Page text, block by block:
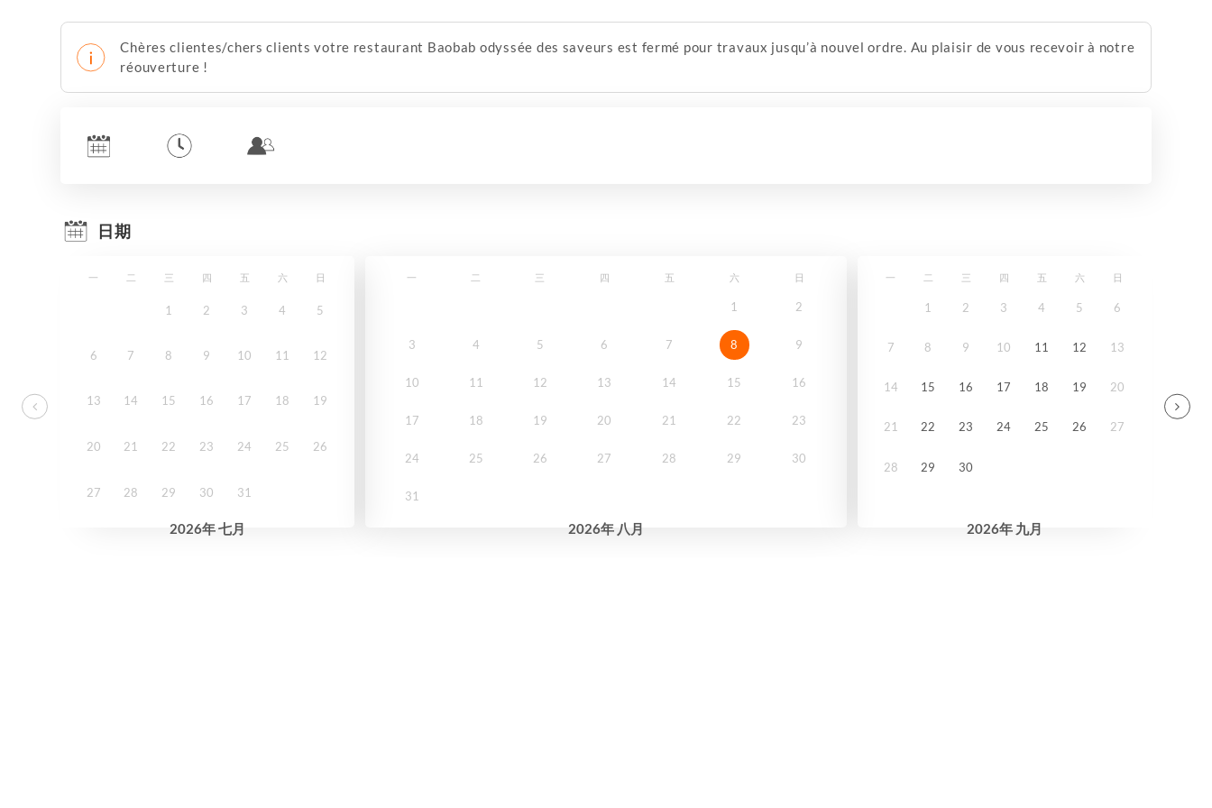
Chères clientes/chers clients votre restaurant Baobab odyssée des saveurs est fermé pour travaux jusqu’à nouvel ordre. Au plaisir de vous recevoir à notre
réouverture !
日期
2026年七月
一 二 三 四 五 六 日
1 2 3 4 5
6 7 8 9 10 11 12
13 14 15 16 17 18 19
20 21 22 23 24 25 26
27 28 29 30 31
2026年 八月
一 二 三 四 五 六 日
1 2
3 4 5 6 7 8 9
10 11 12 13 14 15 16
17 18 19 20 21 22 23
24 25 26 27 28 29 30
31
2026年 九月
一 二 三 四 五 六 日
1 2 3 4 5 6
7 8 9 10 11 12 13
14 15 16 17 18 19 20
21 22 23 24 25 26 27
28 29 30